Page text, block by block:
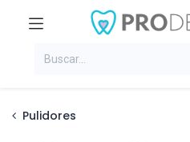
Pulidores